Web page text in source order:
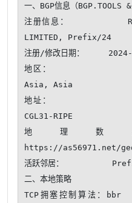
一、BGP信息（BGP.TOOLS
注册信息：
LIMITED, Prefix/24
注册/修改日期：
地区：
Asia, Asia
地址：
CGL31-RIPE
地理数
https://as56971.net/
活跃邻居：
二、本地策略
TCP拥塞控制算法：